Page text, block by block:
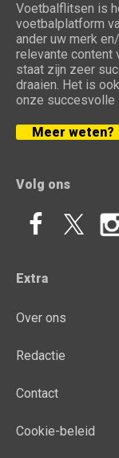
Voetbalflitsen is
voetbalplatform
ander uw merk
relevante content
staat zijn zeer
draaien. Het is
onze succesvolle
Meer weten?
Volg ons
Extra
Over ons
Redactie
Contact
Cookie-beleid